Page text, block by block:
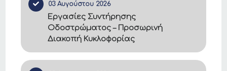
03 Αυγούστου 2026
Εργασίες Συντήρησης
Οδοστρώματος – Προσωρινή
Διακοπή Κυκλοφορίας